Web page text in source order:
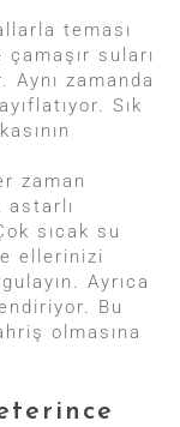
teması
suları
zamanda
Sık
zaman
astarlı
sıcak su
ellerinizi
Ayrıca
Bu
olmasına